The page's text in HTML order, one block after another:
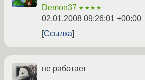
Demon37 ★★★★
02.01.2008 09:26:01 +00:00
Ссылка
не работает